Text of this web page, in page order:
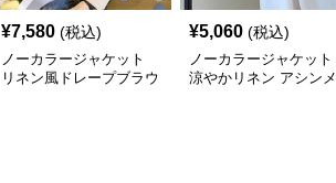
¥7,580 (税込)
ノーカラージャケット
リネン風ドレープブラウ
¥5,060 (税込)
ノーカラージャケット
涼やかリネン アシンメ